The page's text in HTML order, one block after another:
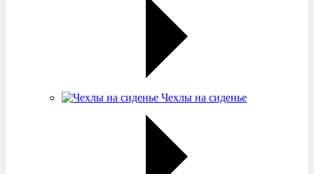
Чехлы на сиденье